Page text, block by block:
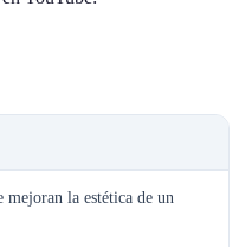
mejoran la estética de un